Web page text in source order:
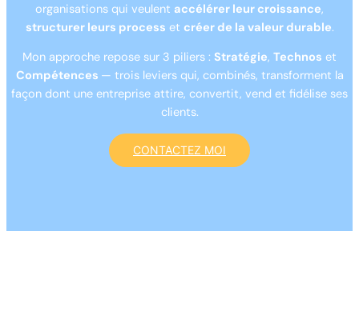
organisations qui veulent accélérer leur croissance,
structurer leurs process et créer de la valeur durable.
Mon approche repose sur 3 piliers : Stratégie, Technos et
Compétences — trois leviers qui, combinés, transforment la
façon dont une entreprise attire, convertit, vend et fidélise ses
clients.
CONTACTEZ MOI